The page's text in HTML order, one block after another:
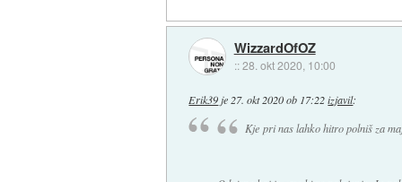
WizzardOfOZ
::28. okt 2020, 10:00
Erik39 je 27. okt 2020 ob 17:22 izjavil:
Kje pri nas lahko hitro polniš za